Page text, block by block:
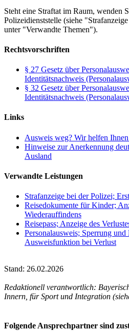
Steht eine Straftat im Raum, wenden
Polizeidienststelle (siehe
unter "Verwandte Themen").
Rechtsvorschriften
§ 27 Gesetz über
Identitätsnachweis
§ 32 Gesetz über
Identitätsnachweis
Links
Ausweis weg? Wir helfen
Hinweise zur Anerkennung
Ausland
Verwandte Leistungen
Strafanzeige bei der Polizei;
Reisedokumente für Kinder;
Wiederauffindens
Reisepass; Anzeige des
Personalausweis; Sperrung
Ausweisfunktion bei Verlust
Stand: 26.02.2026
Redaktionell verantwortlich:
Innern, für Sport und Integration
Folgende Ansprechpartner sind